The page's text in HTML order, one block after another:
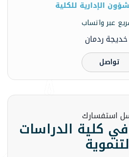
الإدارية للكلية
عبر واتساب
خديجة ردمان
تواصل
استفسارك
كلية الدراسات